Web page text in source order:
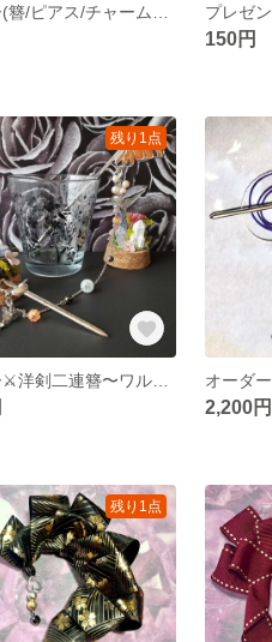
プレゼ
150円
残り1点
オーダ
2,200円
残り1点